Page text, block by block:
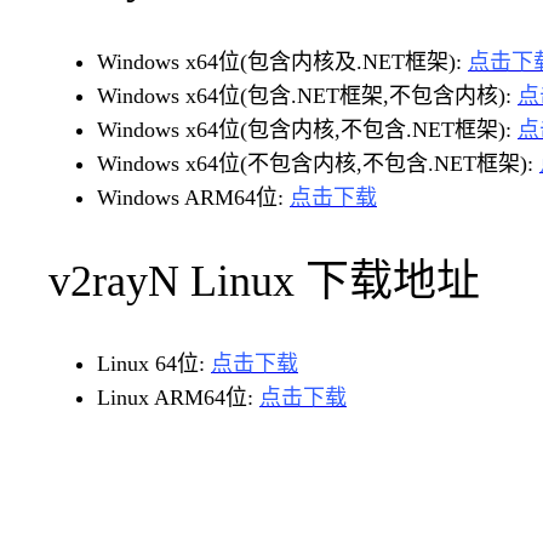
Windows x64位(包含内核及.NET框架): 点击下
Windows x64位(包含.NET框架,不包含内核):
Windows x64位(包含内核,不包含.NET框架):
Windows x64位(不包含内核,不包含.NET框架):
Windows ARM64位: 点击下载
v2rayN Linux 下载地址
Linux 64位: 点击下载
Linux ARM64位: 点击下载